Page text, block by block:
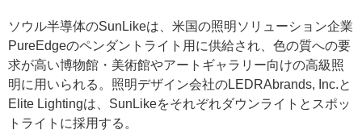
ソウル半導体のSunLikeは、米国の照明ソリューション企業
PureEdgeのペンダントライト用に供給され、色の質への要
求が高い博物館・美術館やアートギャラリー向けの高級照
明に用いられる。照明デザイン会社のLEDRAbrands, Inc.と
Elite Lightingは、SunLikeをそれぞれダウンライトとスポッ
トライトに採用する。